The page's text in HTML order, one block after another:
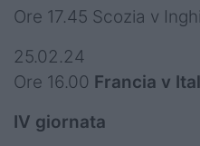
Ore 17.45 Scozia v
25.02.24
Ore 16.00 Francia v
IV giornata